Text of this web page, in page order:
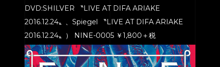
DVD:SHILVER 〝LIVE AT DIFA ARIAKE
2016.12.24〟、Spiegel 〝LIVE AT DIFA ARIAKE
2016.12.24〟） NINE-0005 ￥1,800＋税